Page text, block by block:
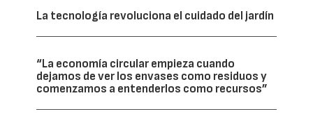
La tecnología revoluciona el cuidado del jardín
“La economía circular empieza cuando
dejamos de ver los envases como residuos y
comenzamos a entenderlos como recursos”